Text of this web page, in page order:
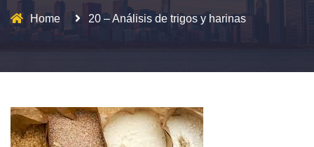
Home 20 – Análisis de trigos y harinas